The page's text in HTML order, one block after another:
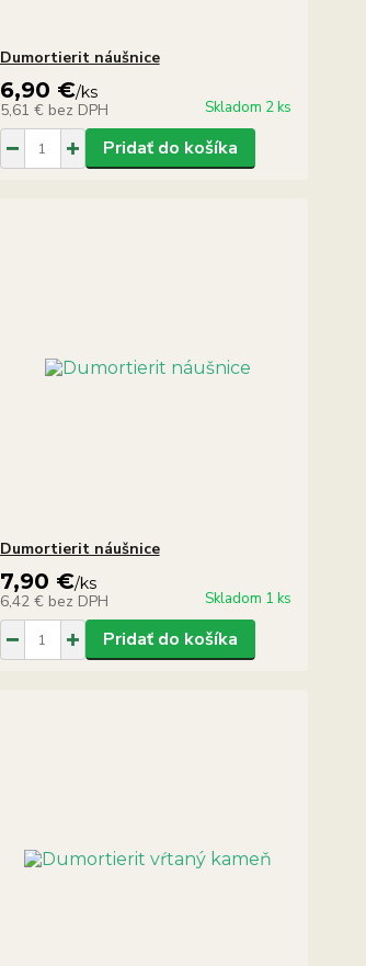
Dumortierit náušnice
6,90 €/ks
5,61 € bez DPH Skladom 2 ks
Pridať do košíka
Dumortierit náušnice
7,90 €/ks
6,42 € bez DPH Skladom 1 ks
Pridať do košíka